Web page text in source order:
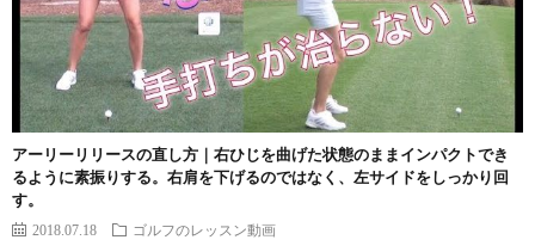
アーリーリリースの直し方｜右ひじを曲げた状態のままインパクトでき
るように素振りする。右肩を下げるのではなく、左サイドをしっかり回
す。
2018.07.18 ゴルフのレッスン動画